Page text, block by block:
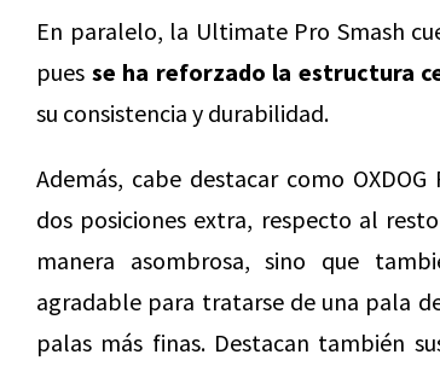
En paralelo, la Ultimate Pro Smash
pues se ha reforzado la estructura
su consistencia y durabilidad.
Además, cabe destacar como
dos posiciones extra, respecto al
manera asombrosa, sino que
agradable para tratarse de una pala
palas más finas. Destacan también